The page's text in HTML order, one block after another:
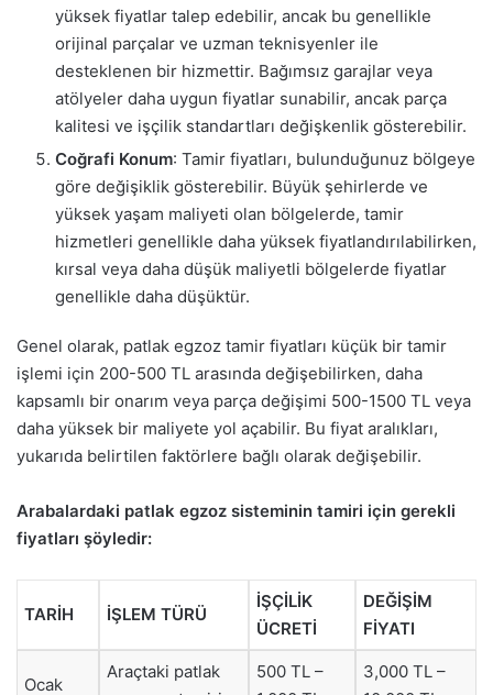
yüksek fiyatlar talep edebilir, ancak bu genellikle
orijinal parçalar ve uzman teknisyenler ile
desteklenen bir hizmettir. Bağımsız garajlar veya
atölyeler daha uygun fiyatlar sunabilir, ancak parça
kalitesi ve işçilik standartları değişkenlik gösterebilir.
Coğrafi Konum: Tamir fiyatları, bulunduğunuz bölgeye
göre değişiklik gösterebilir. Büyük şehirlerde ve
yüksek yaşam maliyeti olan bölgelerde, tamir
hizmetleri genellikle daha yüksek fiyatlandırılabilirken,
kırsal veya daha düşük maliyetli bölgelerde fiyatlar
genellikle daha düşüktür.
Genel olarak, patlak egzoz tamir fiyatları küçük bir tamir
işlemi için 200-500 TL arasında değişebilirken, daha
kapsamlı bir onarım veya parça değişimi 500-1500 TL veya
daha yüksek bir maliyete yol açabilir. Bu fiyat aralıkları,
yukarıda belirtilen faktörlere bağlı olarak değişebilir.
Arabalardaki patlak egzoz sisteminin tamiri için gerekli
fiyatları şöyledir:
TARİH İŞLEM TÜRÜ
İŞÇİLİK
ÜCRETİ
DEĞİŞİM
FİYATI
Ocak
Araçtaki patlak
500 TL –
3,000 TL –